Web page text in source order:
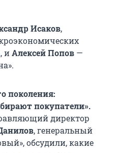
Исаков,
иАлексей Попов —
поколения:
покупатели».
директор
, генеральный
обсудили, какие